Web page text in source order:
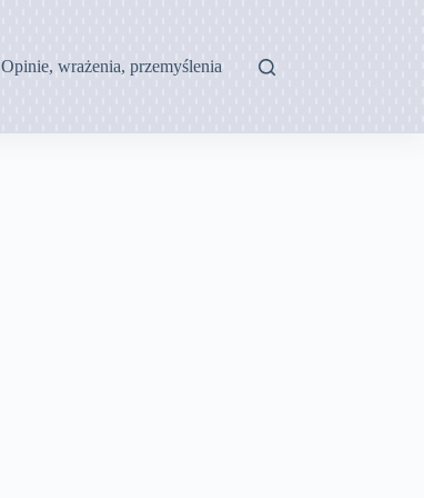
Opinie, wrażenia, przemyślenia